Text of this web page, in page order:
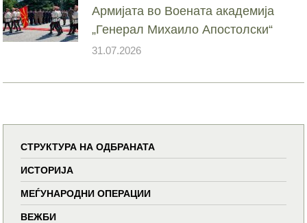
Армијата во Воената академија
„Генерал Михаило Апостолски“
31.07.2026
СТРУКТУРА НА ОДБРАНАТА
ИСТОРИЈА
МЕЃУНАРОДНИ ОПЕРАЦИИ
ВЕЖБИ